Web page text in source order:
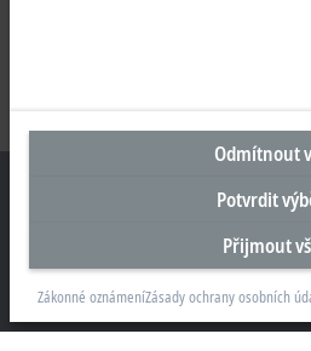
Sídlo Česká republika
Beckhoff Automation s.r.o.
Sochorova 23
Odmítnout
Potvrdit
Přijmout
Zákonné oznámeníZásady ochrany osobních